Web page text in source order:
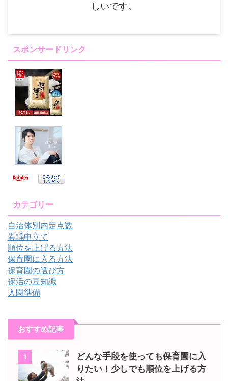
しいです。
スポンサードリンク
カテゴリー
自治体別内定点数
異議申立て
順位を上げる方法
保育園に入る方法
保育園の選び方
保活の豆知識
入園準備
おすすめ記事
1
どんな手段を使っても保育園に入
りたい！少しでも順位を上げる方